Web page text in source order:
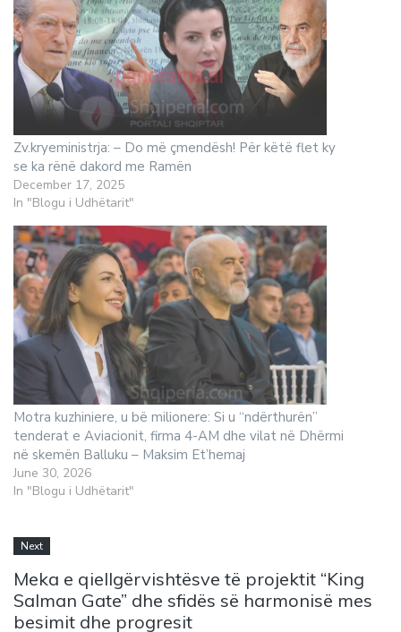
Zv.kryeministrja: – Do më çmendësh! Për këtë flet ky
se ka rënë dakord me Ramën
December 17, 2025
In "Blogu i Udhëtarit"
Motra kuzhiniere, u bë milionere: Si u “ndërthurën”
tenderat e Aviacionit, firma 4-AM dhe vilat në Dhërmi
në skemën Balluku – Maksim Et’hemaj
June 30, 2026
In "Blogu i Udhëtarit"
Next
Meka e qiellgërvishtësve të projektit “King
Salman Gate” dhe sfidës së harmonisë mes
besimit dhe progresit